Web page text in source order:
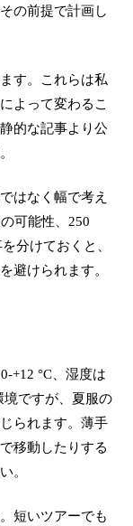
の前提で計画し
す。これらは私
よって変わるこ
的な記事より公
はなく幅で考え
可能性、250
分けておくと、
避けられます。
+12 °C、湿度は
境ですが、夏服の
られます。薄手
移動したりする
。
短いツアーでも